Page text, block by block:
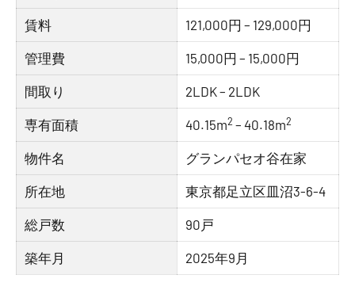
賃料 121,000円 – 129,000円
管理費 15,000円 – 15,000円
間取り 2LDK – 2LDK
専有面積 40.15m2 – 40.18m2
物件名 グランパセオ谷在家
所在地 東京都足立区皿沼3-6-4
総戸数 90戸
築年月 2025年9月